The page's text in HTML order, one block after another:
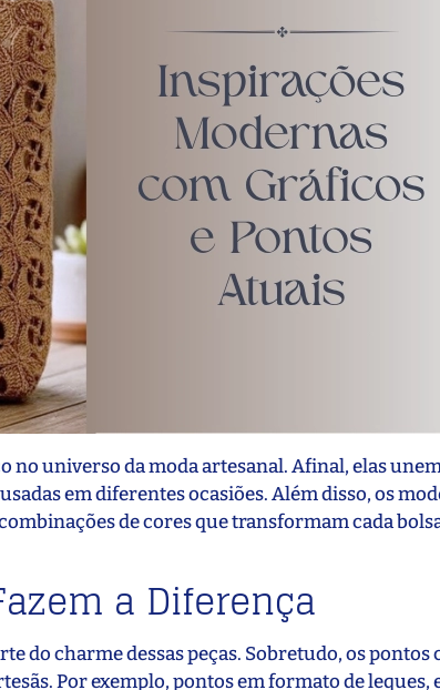
no universo da moda artesanal. Afinal, elas
em diferentes ocasiões. Além disso, os
de cores que transformam cada
a Diferença
do charme dessas peças. Sobretudo, os pontos
Por exemplo, pontos em formato de leques,